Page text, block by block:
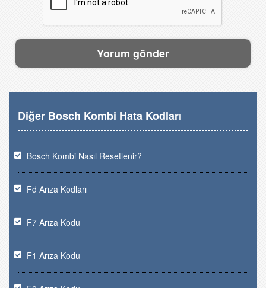
Diğer Bosch Kombi Hata Kodları
Bosch Kombi Nasıl Resetlenir?
Fd Arıza Kodları
F7 Arıza Kodu
F1 Arıza Kodu